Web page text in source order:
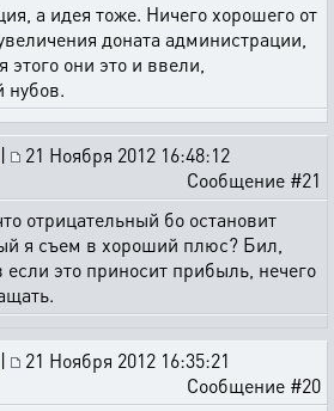
а идея тоже. Ничего хорошего от
доната администрации,
этого они это и ввели,
нубов.
|
21 Ноября 2012 16:48:12
Сообщение #21
отрицательный бо остановит
я съем в хороший плюс? Бил,
это приносит прибыль, нечего
|
21 Ноября 2012 16:35:21
Сообщение #20